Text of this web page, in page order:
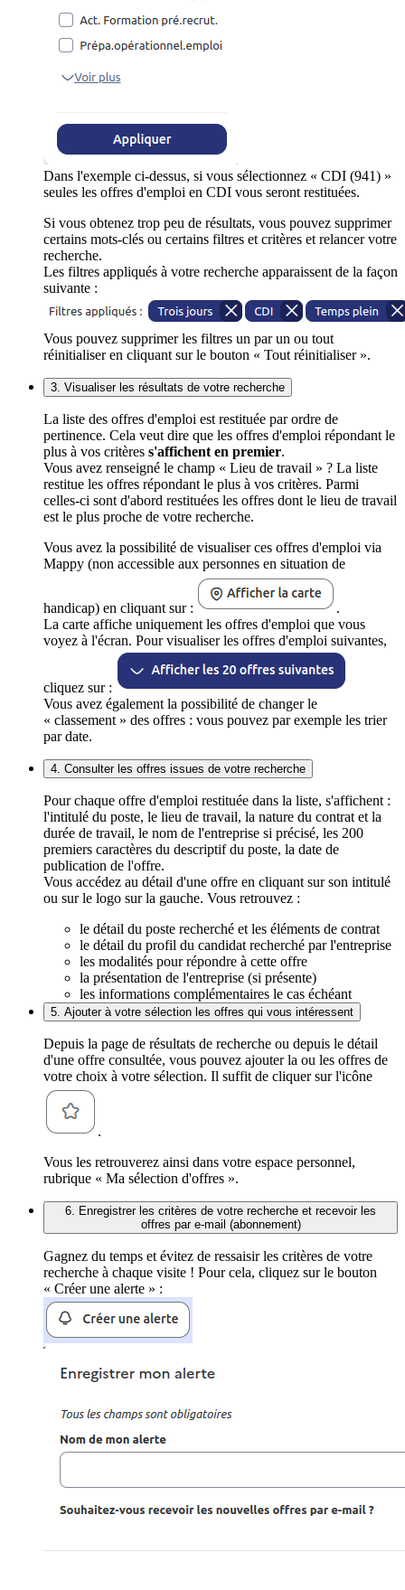
Dans l'exemple ci-dessus, si vous sélectionnez « CDI (941) »
seules les offres d'emploi en CDI vous seront restituées.
Si vous obtenez trop peu de résultats, vous pouvez supprimer
certains mots-clés ou certains filtres et critères et relancer votre
recherche.
Les filtres appliqués à votre recherche apparaissent de la façon
suivante :
Vous pouvez supprimer les filtres un par un ou tout
réinitialiser en cliquant sur le bouton « Tout réinitialiser ».
3. Visualiser les résultats de votre recherche
La liste des offres d'emploi est restituée par ordre de
pertinence. Cela veut dire que les offres d'emploi répondant le
plus à vos critères s'affichent en premier.
Vous avez renseigné le champ « Lieu de travail » ? La liste
restitue les offres répondant le plus à vos critères. Parmi
celles-ci sont d'abord restituées les offres dont le lieu de travail
est le plus proche de votre recherche.
Vous avez la possibilité de visualiser ces offres d'emploi via
Mappy (non accessible aux personnes en situation de
handicap) en cliquant sur :
.
La carte affiche uniquement les offres d'emploi que vous
voyez à l'écran. Pour visualiser les offres d'emploi suivantes,
cliquez sur :
Vous avez également la possibilité de changer le
« classement » des offres : vous pouvez par exemple les trier
par date.
4. Consulter les offres issues de votre recherche
Pour chaque offre d'emploi restituée dans la liste, s'affichent :
l'intitulé du poste, le lieu de travail, la nature du contrat et la
durée de travail, le nom de l'entreprise si précisé, les 200
premiers caractères du descriptif du poste, la date de
publication de l'offre.
Vous accédez au détail d'une offre en cliquant sur son intitulé
ou sur le logo sur la gauche. Vous retrouvez :
le détail du poste recherché et les éléments de contrat
le détail du profil du candidat recherché par l'entreprise
les modalités pour répondre à cette offre
la présentation de l'entreprise (si présente)
les informations complémentaires le cas échéant
5. Ajouter à votre sélection les offres qui vous intéressent
Depuis la page de résultats de recherche ou depuis le détail
d'une offre consultée, vous pouvez ajouter la ou les offres de
votre choix à votre sélection. Il suffit de cliquer sur l'icône
.
Vous les retrouverez ainsi dans votre espace personnel,
rubrique « Ma sélection d'offres ».
6. Enregistrer les critères de votre recherche et recevoir les
offres par e-mail (abonnement)
Gagnez du temps et évitez de ressaisir les critères de votre
recherche à chaque visite ! Pour cela, cliquez sur le bouton
« Créer une alerte » :